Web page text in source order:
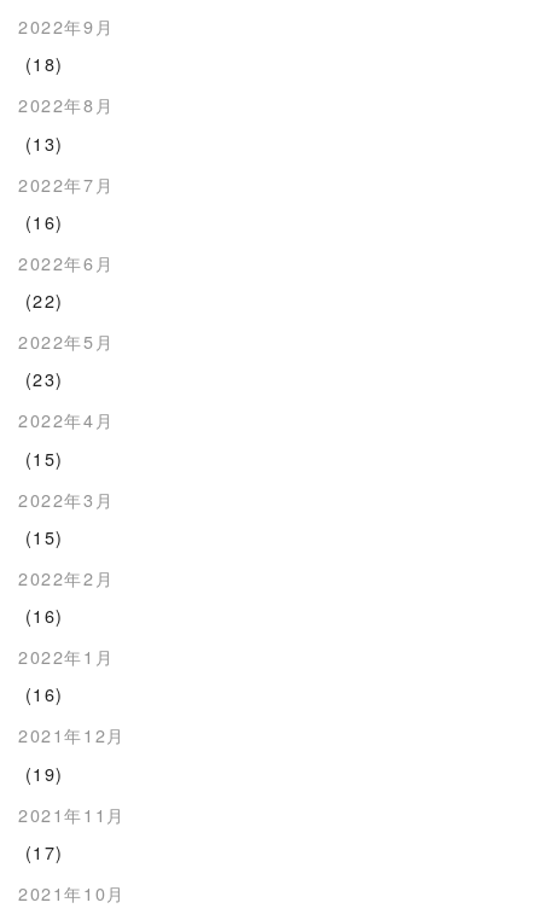
2022年9月
(18)
2022年8月
(13)
2022年7月
(16)
2022年6月
(22)
2022年5月
(23)
2022年4月
(15)
2022年3月
(15)
2022年2月
(16)
2022年1月
(16)
2021年12月
(19)
2021年11月
(17)
2021年10月